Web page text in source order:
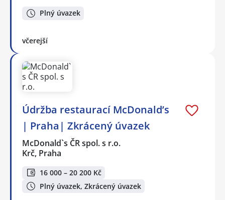
Plný úvazek
včerejší
Údržba restaurací McDonald’s
| Praha| Zkrácený úvazek
McDonald`s ČR spol. s r.o.
Krč, Praha
16 000 – 20 200 Kč
Plný úvazek, Zkrácený úvazek